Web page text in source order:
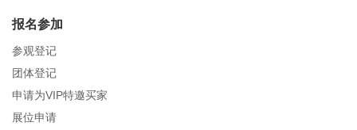
报名参加
参观登记
团体登记
申请为VIP特邀买家
展位申请